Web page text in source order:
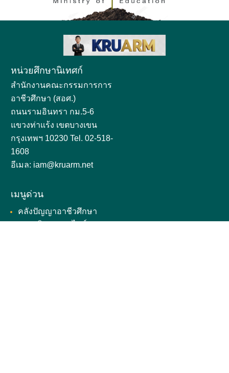
หน่วยศึกษานิเทศก์
สำนักงานคณะกรรมการการ
อาชีวศึกษา (สอศ.)
ถนนรามอินทรา กม.5-6
แขวงท่าแร้ง เขตบางเขน
กรุงเทพฯ 10230 Tel. 02-518-
1608
อีเมล: iam@kruarm.net
เมนูด่วน
คลังปัญญาอาชีวศึกษา
ระบบนิเทศออนไลน์